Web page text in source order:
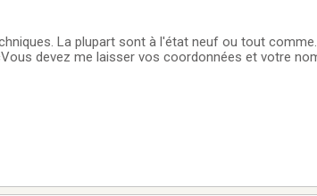
La plupart sont à l'état neuf ou tout comme.